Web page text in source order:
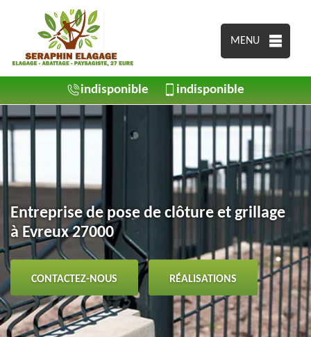
MENU
indisponible indisponible
Entreprise de pose de clôture et grillage
à Evreux 27000
CONTACTEZ-NOUS RÉALISATIONS